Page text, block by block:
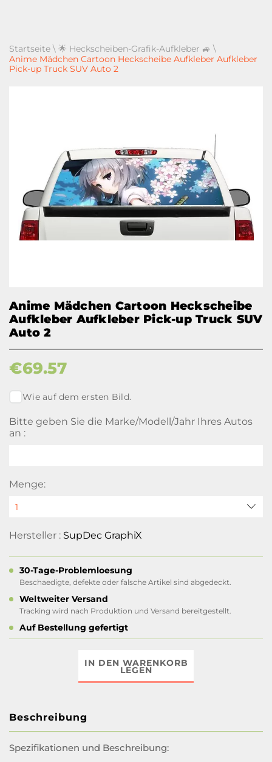
Startseite \ 🌟 Heckscheiben-Grafik-Aufkleber 🚙 \
Anime Mädchen Cartoon Heckscheibe Aufkleber Aufkleber
Pick-up Truck SUV Auto 2
Anime Mädchen Cartoon Heckscheibe
Aufkleber Aufkleber Pick-up Truck SUV
Auto 2
€69.57
Wie auf dem ersten Bild.
Bitte geben Sie die Marke/Modell/Jahr Ihres Autos
an :
Menge:
Hersteller : SupDec GraphiX
30-Tage-Problemloesung
Beschaedigte, defekte oder falsche Artikel sind abgedeckt.
Weltweiter Versand
Tracking wird nach Produktion und Versand bereitgestellt.
Auf Bestellung gefertigt
IN DEN WARENKORB
LEGEN
Beschreibung
Spezifikationen und Beschreibung: